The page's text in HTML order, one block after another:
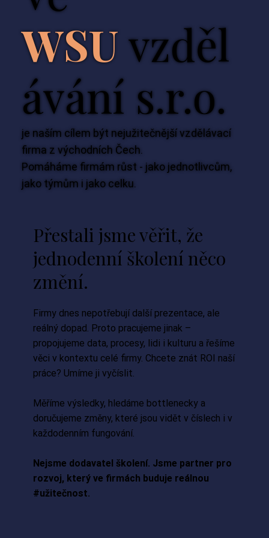
WSUvzděl
ávání s.r.o.
je naším cílem být nejužitečnější vzdělávací
firma z východních Čech.
Pomáháme firmám růst - jako jednotlivcům,
jako týmům i jako celku.
Přestali jsme věřit, že
jednodenní školení něco
změní.
Firmy dnes nepotřebují další prezentace, ale
reálný dopad. Proto pracujeme jinak –
propojujeme data, procesy, lidi i kulturu a řešíme
věci v kontextu celé firmy. Chcete znát ROI naší
práce? Umíme ji vyčíslit.
Měříme výsledky, hledáme bottlenecky a
doručujeme změny, které jsou vidět v číslech i v
každodenním fungování.
Nejsme dodavatel školení. Jsme partner pro
rozvoj, který ve firmách buduje reálnou
#užitečnost.